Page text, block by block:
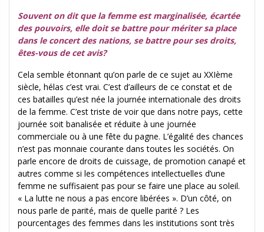
Souvent on dit que la femme est marginalisée, écartée
des pouvoirs, elle doit se battre pour mériter sa place
dans le concert des nations, se battre pour ses droits,
êtes-vous de cet avis?
Cela semble étonnant qu’on parle de ce sujet au XXIème
siècle, hélas c’est vrai. C’est d’ailleurs de ce constat et de
ces batailles qu’est née la journée internationale des droits
de la femme. C’est triste de voir que dans notre pays, cette
journée soit banalisée et réduite à une journée
commerciale ou à une fête du pagne. L’égalité des chances
n’est pas monnaie courante dans toutes les sociétés. On
parle encore de droits de cuissage, de promotion canapé et
autres comme si les compétences intellectuelles d’une
femme ne suffisaient pas pour se faire une place au soleil.
« La lutte ne nous a pas encore libérées ». D’un côté, on
nous parle de parité, mais de quelle parité ? Les
pourcentages des femmes dans les institutions sont très